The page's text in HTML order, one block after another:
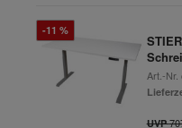
-11 %
Art.-Nr.
UVP